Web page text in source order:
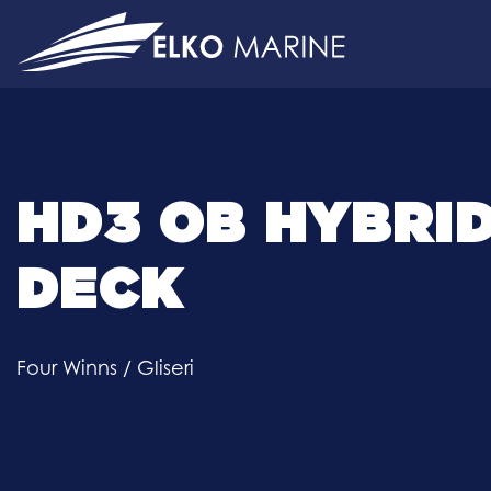
content
HD3 OB
DECK
Four Winns / Gliseri